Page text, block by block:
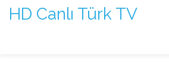
HD Canlı Türk TV